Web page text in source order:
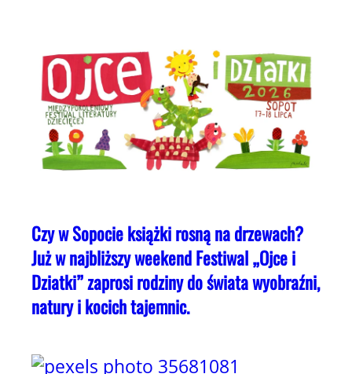
Czy w Sopocie książki rosną na drzewach?
Już w najbliższy weekend Festiwal „Ojce i
Dziatki” zaprosi rodziny do świata wyobraźni,
natury i kocich tajemnic.